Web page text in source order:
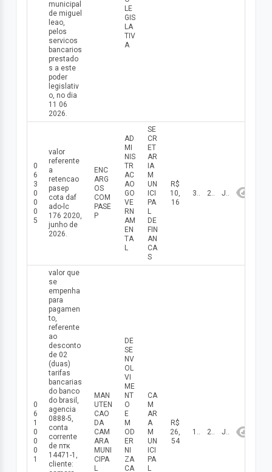
municipal
de miguel
leao,
pelos
servicos
bancarios
prestado
s a este
poder
legislativ
o, no dia
11 06
2026.
LE
GIS
LA
TIV
A
0
6
3
0
0
0
5
valor
referente
a
retencao
pasep
cota daf
ado-lc
176 2020,
junho de
2026.
ENC
ARG
OS
COM
PASE
P
AD
MI
NIS
TR
AC
AO
GO
VE
RN
AM
EN
TA
L
SE
CR
ET
AR
IA
M
UN
ICI
PA
L
DE
FIN
AN
CA
S
R$
10,
16
30/06/2026 2026 Junho
0
6
1
0
0
0
1
valor que
se
empenha
para
pagamen
to,
referente
ao
desconto
de 02
(duas)
tarifas
bancarias
do banco
do brasil,
agencia
0888-5,
conta
corrente
de nтк
14471-1,
cliente:
MAN
UTEN
CAO
DA
CAM
ARA
MUNI
CIPA
L
DE
SE
NV
OL
VI
ME
NT
O
E
M
OD
ER
NI
ZA
CA
CA
M
AR
A
M
UN
ICI
PA
L
R$
26,
54
10/06/2026 2026 Junho